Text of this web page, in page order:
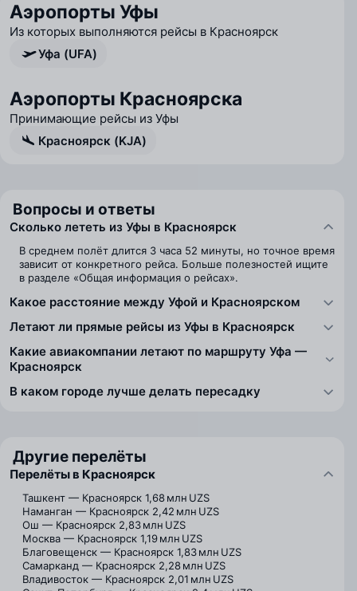
Аэропорты Уфы
Из которых выполняются рейсы в Красноярск
Уфа (UFA)
Аэропорты Красноярска
Принимающие рейсы из Уфы
Красноярск (KJA)
Вопросы и ответы
Сколько лететь из Уфы в Красноярск
В среднем полёт длится 3 часа 52 минуты, но точное время
зависит от конкретного рейса. Больше полезностей ищите
в разделе «Общая информация о рейсах».
Какое расстояние между Уфой и Красноярском
Летают ли прямые рейсы из Уфы в Красноярск
Какие авиакомпании летают по маршруту Уфа —
Красноярск
В каком городе лучше делать пересадку
Другие перелёты
Перелёты в Красноярск
Ташкент — Красноярск 1,68 млн UZS
Наманган — Красноярск 2,42 млн UZS
Ош — Красноярск 2,83 млн UZS
Москва — Красноярск 1,19 млн UZS
Благовещенск — Красноярск 1,83 млн UZS
Самарканд — Красноярск 2,28 млн UZS
Владивосток — Красноярск 2,01 млн UZS